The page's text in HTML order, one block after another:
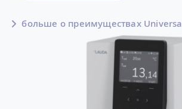
больше о преимуществах Universa